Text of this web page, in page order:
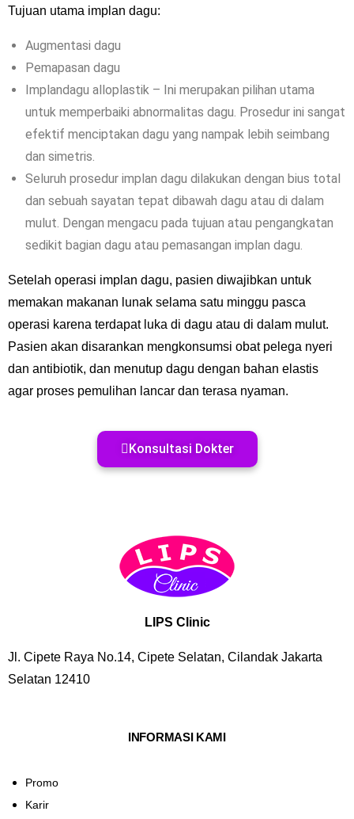
Tujuan utama implan dagu:
Augmentasi dagu
Pemapasan dagu
Implandagu alloplastik – Ini merupakan pilihan utama
untuk memperbaiki abnormalitas dagu. Prosedur ini sangat
efektif menciptakan dagu yang nampak lebih seimbang
dan simetris.
Seluruh prosedur implan dagu dilakukan dengan bius total
dan sebuah sayatan tepat dibawah dagu atau di dalam
mulut. Dengan mengacu pada tujuan atau pengangkatan
sedikit bagian dagu atau pemasangan implan dagu.
Setelah operasi implan dagu, pasien diwajibkan untuk
memakan makanan lunak selama satu minggu pasca
operasi karena terdapat luka di dagu atau di dalam mulut.
Pasien akan disarankan mengkonsumsi obat pelega nyeri
dan antibiotik, dan menutup dagu dengan bahan elastis
agar proses pemulihan lancar dan terasa nyaman.
Konsultasi Dokter
LIPS Clinic
Jl. Cipete Raya No.14, Cipete Selatan, Cilandak Jakarta
Selatan 12410
INFORMASI KAMI
Promo
Karir